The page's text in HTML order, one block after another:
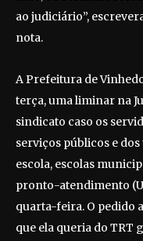
ao judiciário”,
nota.
A Prefeitura de
terça, uma liminar na
sindicato caso os
serviços públicos e
escola, escolas
pronto-atendimento
quarta-feira. O pedido
que ela queria do TRT